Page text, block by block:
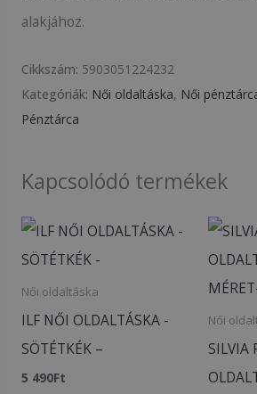
alakjához.
Cikkszám: 5903051224232
Kategóriák: Női oldaltáska, Női
Pénztárca
Kapcsolódó termékek
Női oldaltáska
ILF NŐI OLDALTÁSKA -
SÖTÉTKÉK –
5 490Ft
Női
SILVIA